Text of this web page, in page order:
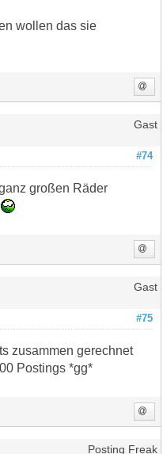
wollen das sie
Gast
#74
großen Räder
Gast
#75
zusammen gerechnet
Postings *gg*
Posting Freak